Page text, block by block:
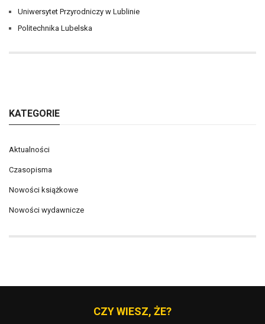
Uniwersytet Przyrodniczy w Lublinie
Politechnika Lubelska
KATEGORIE
Aktualności
Czasopisma
Nowości książkowe
Nowości wydawnicze
CZY WIESZ, ŻE?